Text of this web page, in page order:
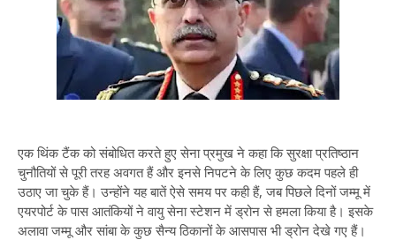
एक थिंक टैंक को संबोधित करते हुए सेना प्रमुख ने कहा कि सुरक्षा प्रतिष्ठान
चुनौतियों से पूरी तरह अवगत हैं और इनसे निपटने के लिए कुछ कदम पहले ही
उठाए जा चुके हैं। उन्होंने यह बातें ऐसे समय पर कही हैं, जब पिछले दिनों जम्मू में
एयरपोर्ट के पास आतंकियों ने वायु सेना स्टेशन में ड्रोन से हमला किया है। इसके
अलावा जम्मू और सांबा के कुछ सैन्य ठिकानों के आसपास भी ड्रोन देखे गए हैं।